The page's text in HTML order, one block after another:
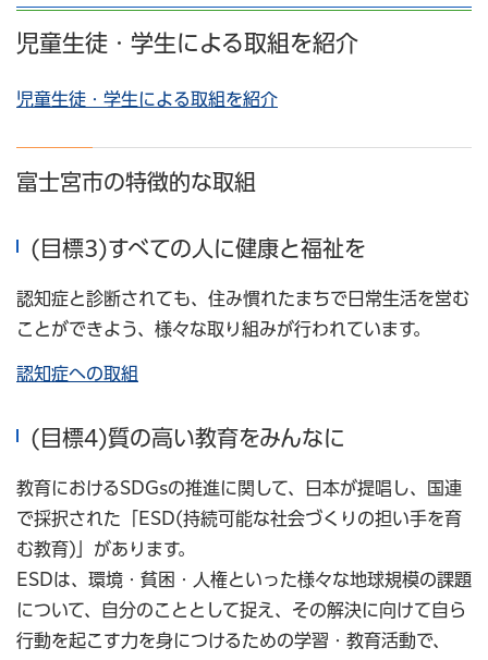
児童生徒・学生による取組を紹介
児童生徒・学生による取組を紹介
富士宮市の特徴的な取組
(目標3)すべての人に健康と福祉を
認知症と診断されても、住み慣れたまちで日常生活を営む
ことができよう、様々な取り組みが行われています。
認知症への取組
(目標4)質の高い教育をみんなに
教育におけるSDGsの推進に関して、日本が提唱し、国連
で採択された「ESD(持続可能な社会づくりの担い手を育
む教育)」があります。
ESDは、環境・貧困・人権といった様々な地球規模の課題
について、自分のこととして捉え、その解決に向けて自ら
行動を起こす力を身につけるための学習・教育活動で、